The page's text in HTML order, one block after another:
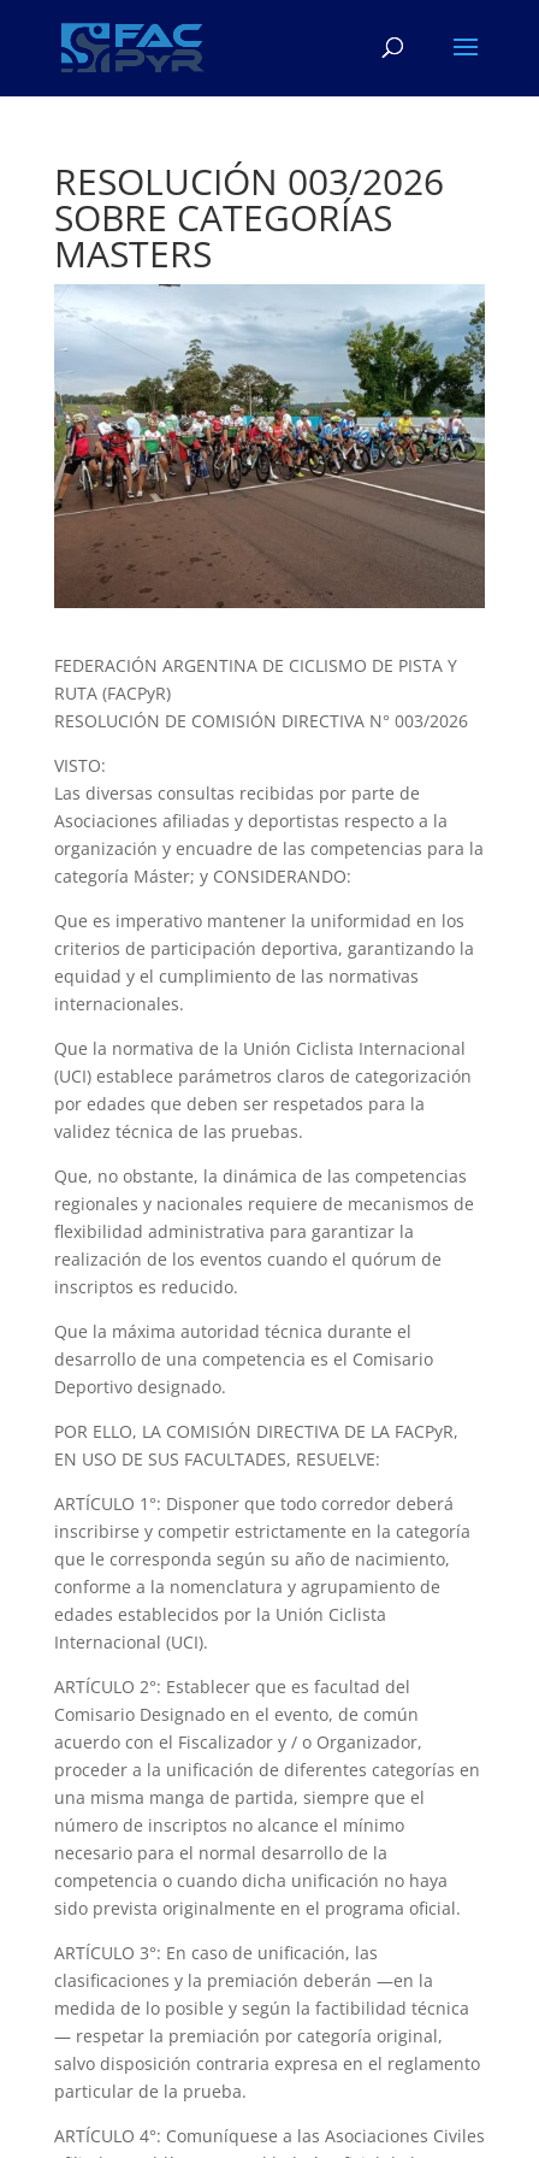
RESOLUCIÓN 003/2026
SOBRE CATEGORÍAS
MASTERS
FEDERACIÓN ARGENTINA DE CICLISMO DE PISTA Y
RUTA (FACPyR)
RESOLUCIÓN DE COMISIÓN DIRECTIVA N° 003/2026
VISTO:
Las diversas consultas recibidas por parte de
Asociaciones afiliadas y deportistas respecto a la
organización y encuadre de las competencias para la
categoría Máster; y CONSIDERANDO:
Que es imperativo mantener la uniformidad en los
criterios de participación deportiva, garantizando la
equidad y el cumplimiento de las normativas
internacionales.
Que la normativa de la Unión Ciclista Internacional
(UCI) establece parámetros claros de categorización
por edades que deben ser respetados para la
validez técnica de las pruebas.
Que, no obstante, la dinámica de las competencias
regionales y nacionales requiere de mecanismos de
flexibilidad administrativa para garantizar la
realización de los eventos cuando el quórum de
inscriptos es reducido.
Que la máxima autoridad técnica durante el
desarrollo de una competencia es el Comisario
Deportivo designado.
POR ELLO, LA COMISIÓN DIRECTIVA DE LA FACPyR,
EN USO DE SUS FACULTADES, RESUELVE:
ARTÍCULO 1°: Disponer que todo corredor deberá
inscribirse y competir estrictamente en la categoría
que le corresponda según su año de nacimiento,
conforme a la nomenclatura y agrupamiento de
edades establecidos por la Unión Ciclista
Internacional (UCI).
ARTÍCULO 2°: Establecer que es facultad del
Comisario Designado en el evento, de común
acuerdo con el Fiscalizador y / o Organizador,
proceder a la unificación de diferentes categorías en
una misma manga de partida, siempre que el
número de inscriptos no alcance el mínimo
necesario para el normal desarrollo de la
competencia o cuando dicha unificación no haya
sido prevista originalmente en el programa oficial.
ARTÍCULO 3°: En caso de unificación, las
clasificaciones y la premiación deberán —en la
medida de lo posible y según la factibilidad técnica
— respetar la premiación por categoría original,
salvo disposición contraria expresa en el reglamento
particular de la prueba.
ARTÍCULO 4°: Comuníquese a las Asociaciones Civiles